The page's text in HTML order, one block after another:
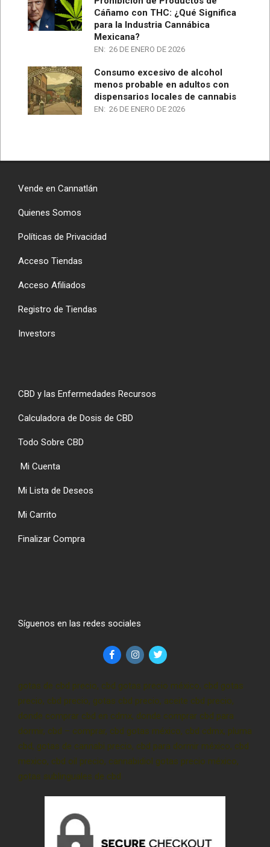
Cáñamo con THC: ¿Qué Significa
para la Industria Cannábica
Mexicana?
EN: 26 DE ENERO DE 2026
Consumo excesivo de alcohol
menos probable en adultos con
dispensarios locales de cannabis
EN: 26 DE ENERO DE 2026
Vende en Cannatlán
Quienes Somos
Políticas de Privacidad
Acceso Tiendas
Acceso Afiliados
Registro de Tiendas
Investors
CBD y las Enfermedades Recursos
Calculadora de Dosis de CBD
Todo Sobre CBD
Mi Cuenta
Mi Lista de Deseos
Mi Carrito
Finalizar Compra
Síguenos en las redes sociales
gotas de cbd precio, cbd gotas precio méxico, cbd gotas
precio, cbd precio, gotas cbd precio, aceite cbd precio,
donde comprar cbd en cdmx, donde comprar cbd para
dormir, cbd – comprar, cbd gotas méxico, cbd cdmx, pluma
cbd, gotas de cannabi precio, cbd para dormir méxico, cbd
mexico, cbd oil precio, cannabidiol gotas precio méxico,
gotas sublinguales de cbd